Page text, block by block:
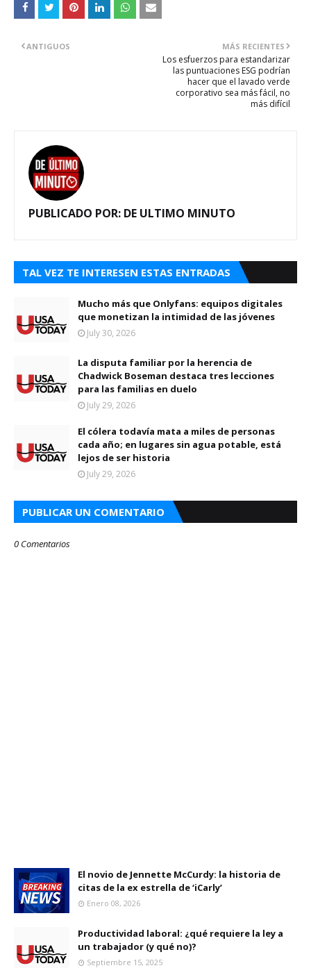
MÁS RECIENTES
Los esfuerzos para estandarizar
las puntuaciones ESG podrían
hacer que el lavado verde
corporativo sea más fácil, no
más difícil
ANTIGUOS
PUBLICADO POR: DE ULTIMO MINUTO
TAL VEZ TE INTERESEN ESTAS ENTRADAS
Mucho más que Onlyfans: equipos digitales
que monetizan la intimidad de las jóvenes
July 30, 2026
La disputa familiar por la herencia de
Chadwick Boseman destaca tres lecciones
para las familias en duelo
July 29, 2026
El cólera todavía mata a miles de personas
cada año; en lugares sin agua potable, está
lejos de ser historia
July 29, 2026
PUBLICAR UN COMENTARIO
0 Comentarios
El novio de Jennette McCurdy: la historia de
citas de la ex estrella de ‘iCarly’
Enero 08, 2026
Productividad laboral: ¿qué requiere la ley a
un trabajador (y qué no)?
Septiembre 15, 2025